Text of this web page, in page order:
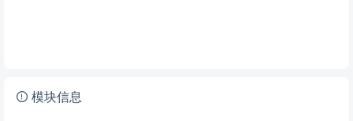
模块信息